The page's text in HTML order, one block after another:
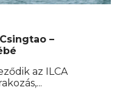
–
az ILCA